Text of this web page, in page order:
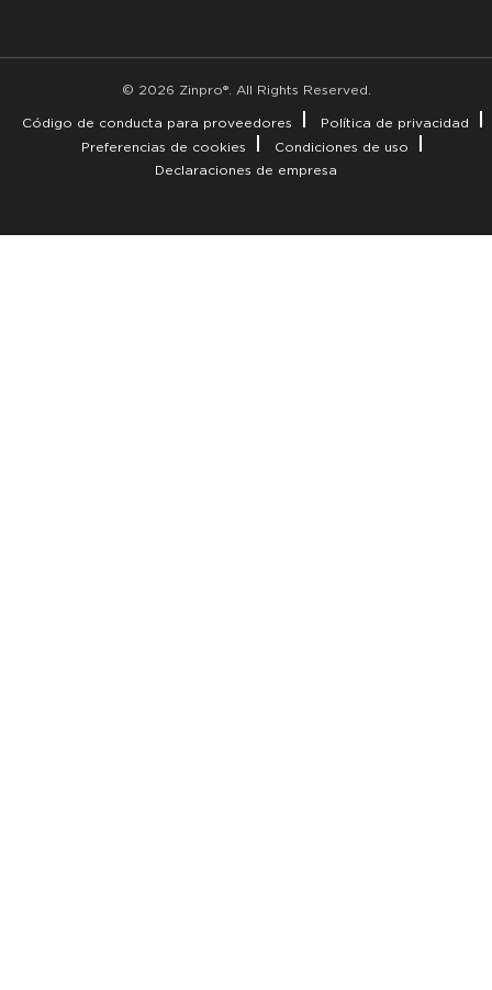
© 2026 Zinpro®. All Rights Reserved.
Código de conducta para proveedores
Política de privacidad
Preferencias de cookies
Condiciones de uso
Declaraciones de empresa